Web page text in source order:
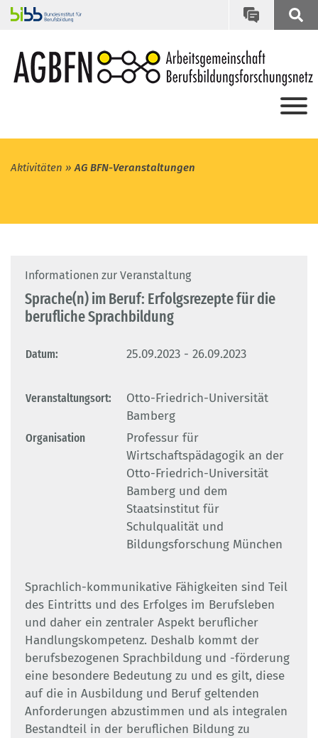
Aktivitäten AG BFN-Veranstaltungen
Informationen zur Veranstaltung
Sprache(n) im Beruf: Erfolgsrezepte für die
berufliche Sprachbildung
Datum: 25.09.2023 - 26.09.2023
Veranstaltungsort:
Otto-Friedrich-Universität
Bamberg
Organisation
Professur für
Wirtschaftspädagogik an der
Otto-Friedrich-Universität
Bamberg und dem
Staatsinstitut für
Schulqualität und
Bildungsforschung München
Sprachlich-kommunikative Fähigkeiten sind Teil
des Eintritts und des Erfolges im Berufsleben
und daher ein zentraler Aspekt beruflicher
Handlungskompetenz. Deshalb kommt der
berufsbezogenen Sprachbildung und -förderung
eine besondere Bedeutung zu und es gilt, diese
auf die in Ausbildung und Beruf geltenden
Anforderungen abzustimmen und als integralen
Bestandteil in der beruflichen Bildung zu